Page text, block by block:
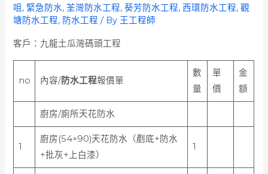
咀 , 緊急防水,荃灣防水工程,葵芳防水工程,西環防水工程,觀
塘防水工程, 防水工程 / By 王工程師
客戶：九龍土瓜灣碼頭工程
no 內容/防水工程報價單
數
量
單
價
金
額
廚房/廁所天花防水
1
廚房(54×90)天花防水（剷底+防水
+批灰+上白漆）
1